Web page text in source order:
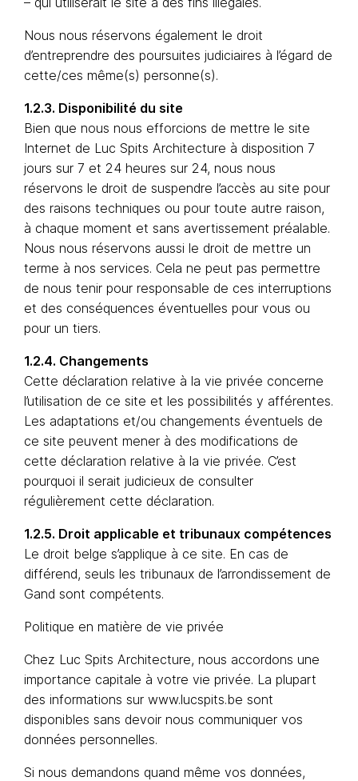
Nous nous réservons également le droit
d’entreprendre des poursuites judiciaires à l’égard de
cette/ces même(s) personne(s).
1.2.3. Disponibilité du site
Bien que nous nous efforcions de mettre le site
Internet de Luc Spits Architecture à disposition 7
jours sur 7 et 24 heures sur 24, nous nous
réservons le droit de suspendre l’accès au site pour
des raisons techniques ou pour toute autre raison,
à chaque moment et sans avertissement préalable.
Nous nous réservons aussi le droit de mettre un
terme à nos services. Cela ne peut pas permettre
de nous tenir pour responsable de ces interruptions
et des conséquences éventuelles pour vous ou
pour un tiers.
1.2.4. Changements
Cette déclaration relative à la vie privée concerne
l’utilisation de ce site et les possibilités y afférentes.
Les adaptations et/ou changements éventuels de
ce site peuvent mener à des modifications de
cette déclaration relative à la vie privée. C’est
pourquoi il serait judicieux de consulter
régulièrement cette déclaration.
1.2.5. Droit applicable et tribunaux compétences
Le droit belge s’applique à ce site. En cas de
différend, seuls les tribunaux de l’arrondissement de
Gand sont compétents.
Politique en matière de vie privée
Chez Luc Spits Architecture, nous accordons une
importance capitale à votre vie privée. La plupart
des informations sur www.lucspits.be sont
disponibles sans devoir nous communiquer vos
données personnelles.
Si nous demandons quand même vos données,